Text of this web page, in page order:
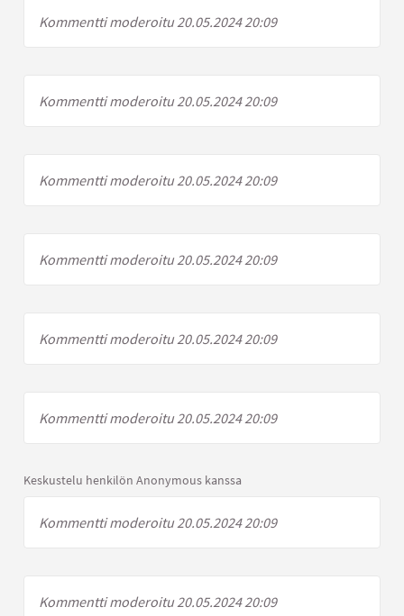
Kommentti moderoitu 20.05.2024 20:09
Kommentti moderoitu 20.05.2024 20:09
Kommentti moderoitu 20.05.2024 20:09
Kommentti moderoitu 20.05.2024 20:09
Kommentti moderoitu 20.05.2024 20:09
Kommentti moderoitu 20.05.2024 20:09
Keskustelu henkilön Anonymous kanssa
Kommentti moderoitu 20.05.2024 20:09
Kommentti moderoitu 20.05.2024 20:09